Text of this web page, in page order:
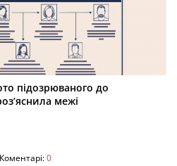
підозрюваного до
межі
Коментарі:0